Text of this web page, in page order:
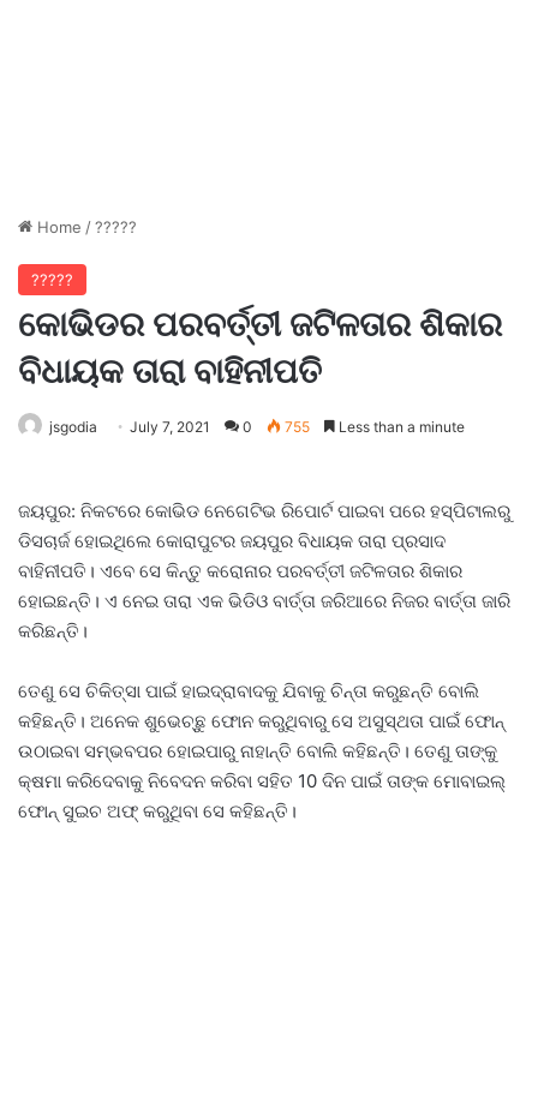
Home /?????
?????
କୋଭିଡର ପରବର୍ତ୍ତୀ ଜଟିଳତାର ଶିକାର
ବିଧାୟକ ତାରା ବାହିନୀପତି
jsgodia July 7, 2021 0 755 Less than a minute
ଜୟପୁର: ନିକଟରେ କୋଭିଡ ନେଗେଟିଭ ରିପୋର୍ଟ ପାଇବା ପରେ ହସ୍ପିଟାଲରୁ
ଡିସଚାର୍ଜ ହୋଇଥିଲେ କୋରାପୁଟର ଜୟପୁର ବିଧାୟକ ତାରା ପ୍ରସାଦ
ବାହିନୀପତି। ଏବେ ସେ କିନ୍ତୁ କରୋନାର ପରବର୍ତ୍ତୀ ଜଟିଳତାର ଶିକାର
ହୋଇଛନ୍ତି। ଏ ନେଇ ତାରା ଏକ ଭିଡିଓ ବାର୍ତ୍ତା ଜରିଆରେ ନିଜର ବାର୍ତ୍ତା ଜାରି
କରିଛନ୍ତି।
ତେଣୁ ସେ ଚିକିତ୍ସା ପାଇଁ ହାଇଦ୍ରାବାଦକୁ ଯିବାକୁ ଚିନ୍ତା କରୁଛନ୍ତି ବୋଲି
କହିଛନ୍ତି। ଅନେକ ଶୁଭେଚ୍ଛୁ ଫୋନ କରୁଥିବାରୁ ସେ ଅସୁସ୍ଥତା ପାଇଁ ଫୋନ୍
ଉଠାଇବା ସମ୍ଭବପର ହୋଇପାରୁ ନାହାନ୍ତି ବୋଲି କହିଛନ୍ତି। ତେଣୁ ତାଙ୍କୁ
କ୍ଷମା କରିଦେବାକୁ ନିବେଦନ କରିବା ସହିତ 10 ଦିନ ପାଇଁ ତାଙ୍କ ମୋବାଇଲ୍
ଫୋନ୍ ସୁଇଚ ଅଫ୍ କରୁଥିବା ସେ କହିଛନ୍ତି।